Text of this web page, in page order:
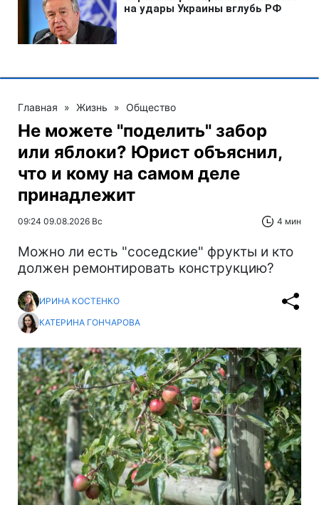
Главная » Жизнь » Общество
Не можете "поделить" забор
или яблоки? Юрист объяснил,
что и кому на самом деле
принадлежит
09:24 09.08.2026 Вс 4 мин
Можно ли есть "соседские" фрукты и кто
должен ремонтировать конструкцию?
ИРИНА КОСТЕНКО
КАТЕРИНА ГОНЧАРОВА